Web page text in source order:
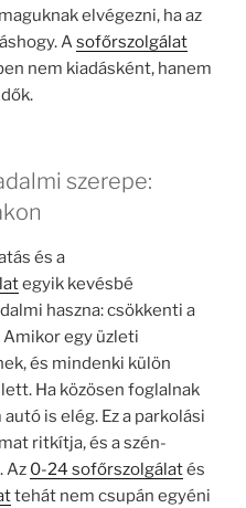
elvégezni, ha az
Asofőrszolgálat
nem kiadásként, hanem
szerepe:
és a
egyik kevésbé
haszna: csökkenti a
egy üzleti
és mindenki külön
Ha közösen foglalnak
is elég. Ez a parkolási
ritkítja, és a szén-
Az 0-24 sofőrszolgálatés
tehát nem csupán egyéni